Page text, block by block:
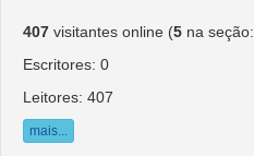
407 visitantes online (5 na seção:
Escritores: 0
Leitores: 407
mais...